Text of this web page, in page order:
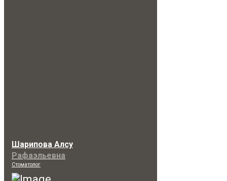
Шарипова Алсу
Рафаэльевна
Стоматолог